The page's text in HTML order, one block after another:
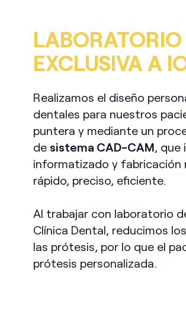
EXCLUSIVA A
Realizamos el diseño
dentales para nuestros
puntera y mediante un
de sistema CAD-CAM, que
informatizado y fabricación
rápido, preciso, eficiente.
Al trabajar con laboratorio
Clínica Dental, reducimos
las prótesis, por lo que el
prótesis personalizada.